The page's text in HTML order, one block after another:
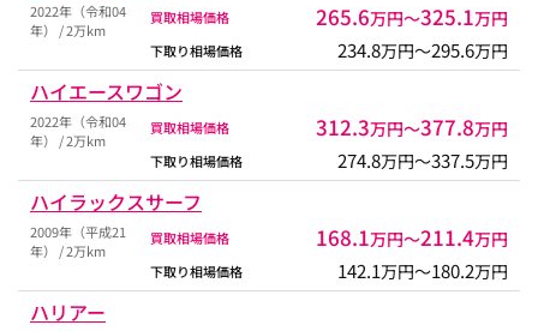
2022年（令和04
年） / 2万km
買取相場価格 265.6万円〜325.1万円
下取り相場価格 234.8万円〜295.6万円
ハイエースワゴン
2022年（令和04
年） / 2万km
買取相場価格 312.3万円〜377.8万円
下取り相場価格 274.8万円〜337.5万円
ハイラックスサーフ
2009年（平成21
年） / 2万km
買取相場価格 168.1万円〜211.4万円
下取り相場価格 142.1万円〜180.2万円
ハリアー